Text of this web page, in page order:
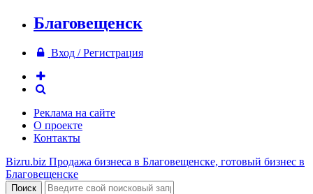
Благовещенск
Вход / Регистрация
Реклама на сайте
О проекте
Контакты
Bizru.biz Продажа бизнеса в Благовещенске, готовый бизнес в
Благовещенске